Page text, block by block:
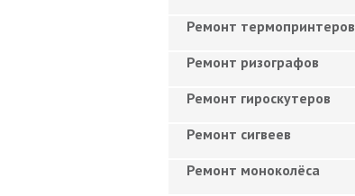
Ремонт термопринтеров
Ремонт ризографов
Ремонт гироскутеров
Ремонт сигвеев
Ремонт моноколёса